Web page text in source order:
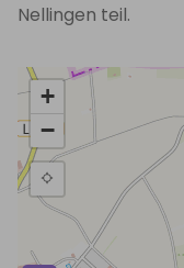
Nellingen teil.